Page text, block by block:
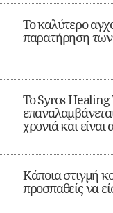
Το καλύτερο
παρατήρηση
Το Syros Healing
χρονιά και
Κάποια στιγμή
προσπαθείς να